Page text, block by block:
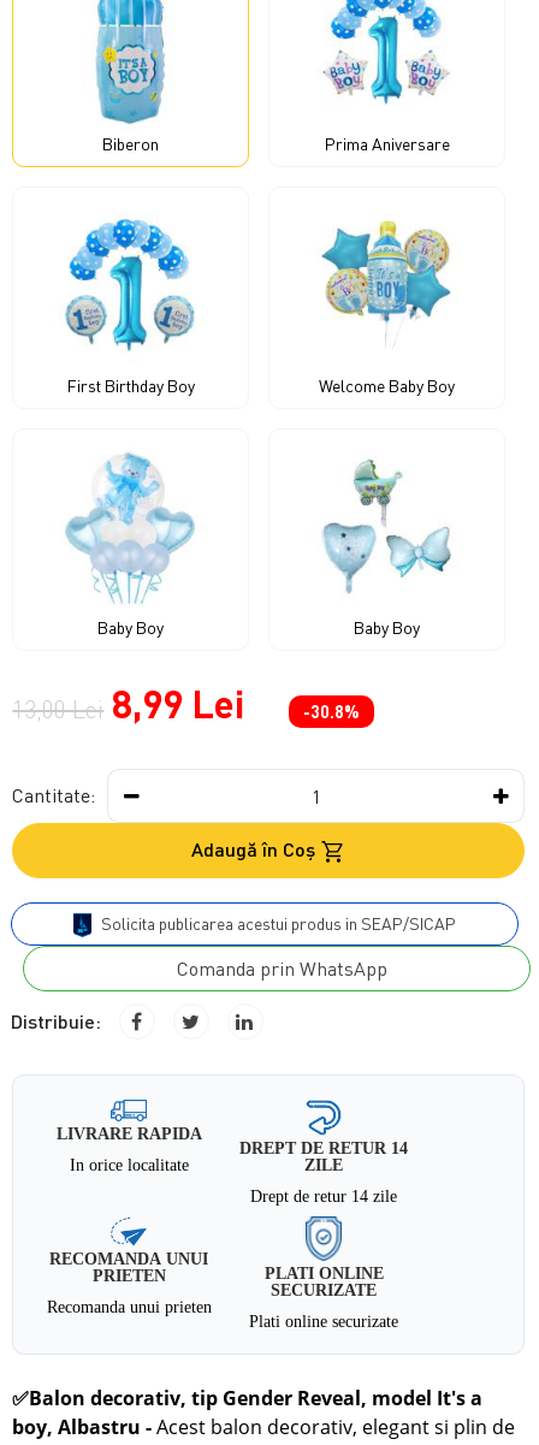
Biberon Prima Aniversare
First Birthday Boy Welcome Baby Boy
Baby Boy Baby Boy
13,00 Lei 8,99 Lei -30.8%
Cantitate:
Adaugă în Coş
Solicita publicarea acestui produs in SEAP/SICAP
Comanda prin WhatsApp
Distribuie:
LIVRARE RAPIDA
In orice localitate
DREPT DE RETUR 14
ZILE
Drept de retur 14 zile
RECOMANDA UNUI
PRIETEN
Recomanda unui prieten
PLATI ONLINE
SECURIZATE
Plati online securizate
✅Balon decorativ, tip Gender Reveal, model It's a
boy, Albastru -Acest balon decorativ, elegant si plin de